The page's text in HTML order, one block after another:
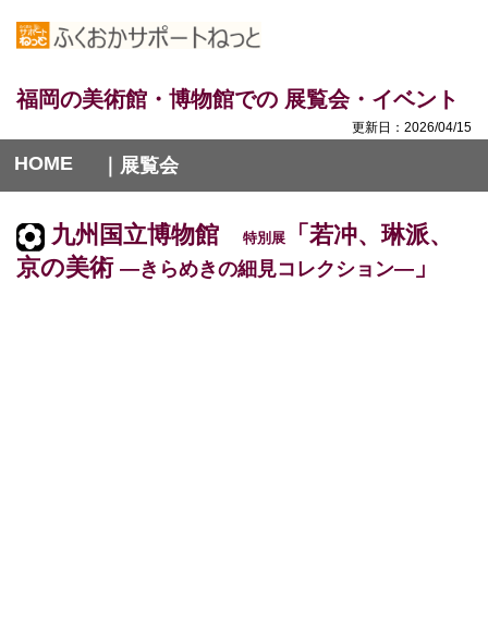
福岡の美術館・博物館での 展覧会・イベント
更新日：2026/04/15
HOME ｜展覧会
九州国立博物館 特別展
「若冲、琳派、
京の美術 ―きらめきの細見コレクション― 」